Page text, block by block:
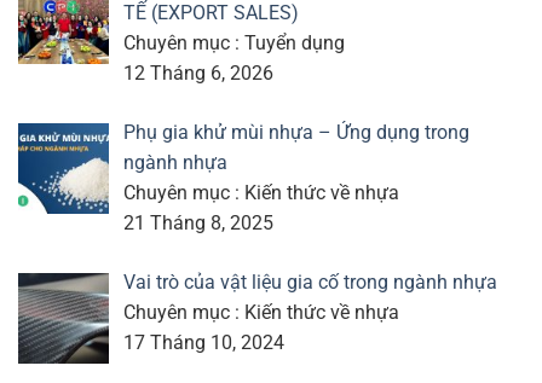
TẾ (EXPORT SALES)
Chuyên mục : Tuyển dụng
12 Tháng 6, 2026
Phụ gia khử mùi nhựa – Ứng dụng trong
ngành nhựa
Chuyên mục : Kiến thức về nhựa
21 Tháng 8, 2025
Vai trò của vật liệu gia cố trong ngành nhựa
Chuyên mục : Kiến thức về nhựa
17 Tháng 10, 2024